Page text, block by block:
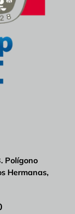
Polígono
Hermanas,